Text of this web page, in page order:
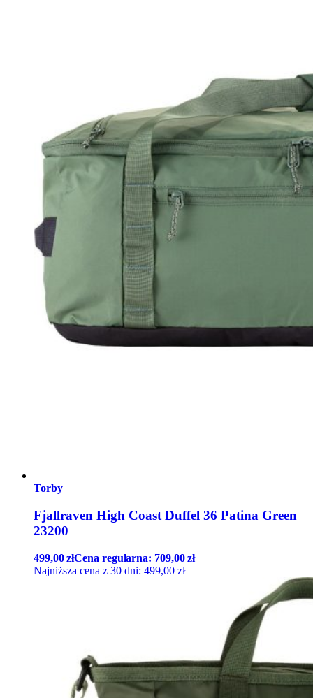
Torby
Fjallraven High Coast Duffel 36 Patina Green
23200
499,00złCena regularna: 709,00zł
Najniższa cena z 30 dni: 499,00 zł